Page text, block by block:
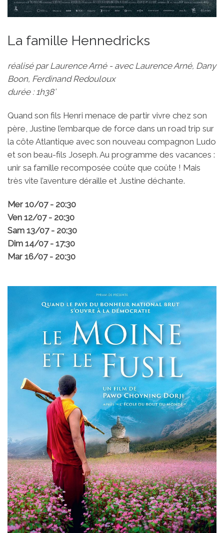
La famille Hennedricks
réalisé par Laurence Arné - avec Laurence Arné, Dany
Boon, Ferdinand Redouloux
durée : 1h38’
Quand son fils Henri menace de partir vivre chez son
père, Justine l’embarque de force dans un road trip sur
la côte Atlantique avec son nouveau compagnon Ludo
et son beau-fils Joseph. Au programme des vacances :
unir sa famille recomposée coûte que coûte ! Mais
très vite l’aventure déraille et Justine déchante.
Mer 10/07 - 20:30
Ven 12/07 - 20:30
Sam 13/07 - 20:30
Dim 14/07 - 17:30
Mar 16/07 - 20:30